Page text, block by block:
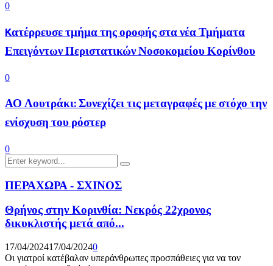
0
Kατέρρευσε τμήμα της οροφής στα νέα Τμήματα
Επειγόντων Περιστατικών Νοσοκομείου Κορίνθου
0
ΑΟ Λουτράκι: Συνεχίζει τις μεταγραφές με στόχο την
ενίσχυση του ρόστερ
0
Search
for:
Search
ΠΕΡΑΧΩΡΑ - ΣΧΙΝΟΣ
Θρήνος στην Κορινθία: Νεκρός 22χρονος
δικυκλιστής μετά από...
17/04/202417/04/20240
Οι γιατροί κατέβαλαν υπεράνθρωπες προσπάθειες για να τον